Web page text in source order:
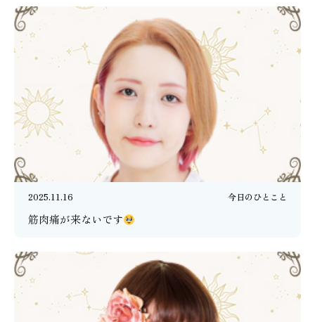
2025.11.16 今日のひとこと
筋肉痛が来ないです